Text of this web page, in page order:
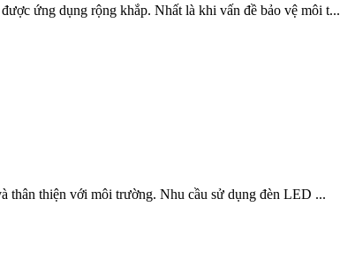
ứng dụng rộng khắp. Nhất là khi vấn đề bảo vệ môi t...
thân thiện với môi trường. Nhu cầu sử dụng đèn LED ...